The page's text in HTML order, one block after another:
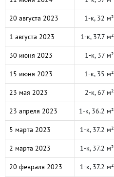
20 августа 2023 1-к, 32 м²
1 августа 2023 1-к, 37.7 м²
30 июня 2023 1-к, 37 м²
15 июня 2023 1-к, 35 м²
23 мая 2023 2-к, 67 м²
23 апреля 2023 1-к, 36.2 м²
5 марта 2023 1-к, 37.2 м²
2 марта 2023 1-к, 37.2 м²
20 февраля 2023 1-к, 37.2 м²